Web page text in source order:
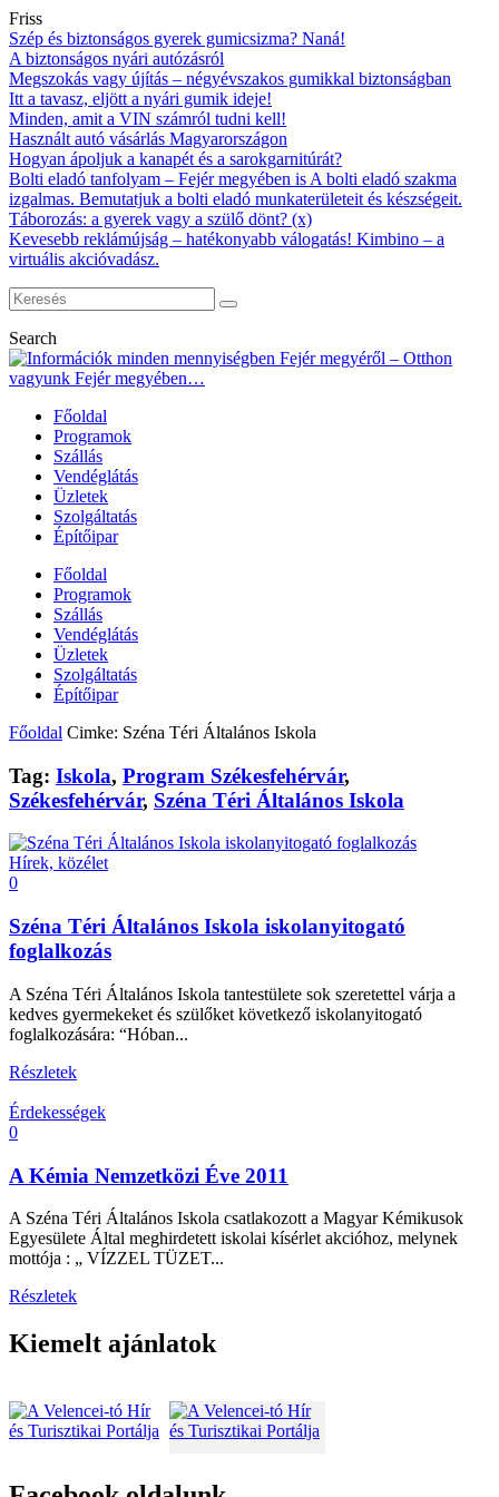
Friss
Szép és biztonságos gyerek gumicsizma? Naná!
A biztonságos nyári autózásról
Megszokás vagy újítás – négyévszakos gumikkal biztonságban
Itt a tavasz, eljött a nyári gumik ideje!
Minden, amit a VIN számról tudni kell!
Használt autó vásárlás Magyarországon
Hogyan ápoljuk a kanapét és a sarokgarnitúrát?
Bolti eladó tanfolyam – Fejér megyében is A bolti eladó szakma
izgalmas. Bemutatjuk a bolti eladó munkaterületeit és készségeit.
Táborozás: a gyerek vagy a szülő dönt? (x)
Kevesebb reklámújság – hatékonyabb válogatás! Kimbino – a
virtuális akcióvadász.
Search
Főoldal
Programok
Szállás
Vendéglátás
Üzletek
Szolgáltatás
Építőipar
Főoldal
Programok
Szállás
Vendéglátás
Üzletek
Szolgáltatás
Építőipar
Főoldal Cimke: Széna Téri Általános Iskola
Tag: Iskola, Program Székesfehérvár,
Székesfehérvár, Széna Téri Általános Iskola
Hírek, közélet
0
Széna Téri Általános Iskola iskolanyitogató
foglalkozás
A Széna Téri Általános Iskola tantestülete sok szeretettel várja a
kedves gyermekeket és szülőket következő iskolanyitogató
foglalkozására: “Hóban...
Részletek
Érdekességek
0
A Kémia Nemzetközi Éve 2011
A Széna Téri Általános Iskola csatlakozott a Magyar Kémikusok
Egyesülete Által meghirdetett iskolai kísérlet akcióhoz, melynek
mottója : „ VÍZZEL TÜZET...
Részletek
Kiemelt ajánlatok